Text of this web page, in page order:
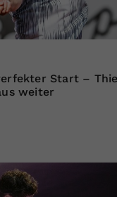
Start –
weiter